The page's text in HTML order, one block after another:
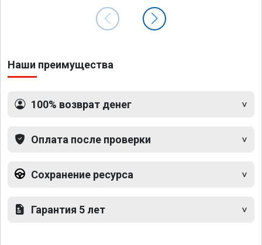
Наши преимущества
100% возврат денег
Оплата после проверки
Сохранение ресурса
Гарантия 5 лет